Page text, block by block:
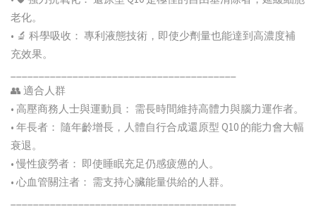
老化。
• 🔬 科學吸收： 專利液態技術，即使少劑量也能達到高濃度補
充效果。
👥 適合人群
• 高壓商務人士與運動員： 需長時間維持高體力與腦力運作者。
• 年長者： 隨年齡增長，人體自行合成還原型 Q10 的能力會大幅
衰退。
• 慢性疲勞者： 即使睡眠充足仍感疲憊的人。
• 心血管關注者： 需支持心臟能量供給的人群。